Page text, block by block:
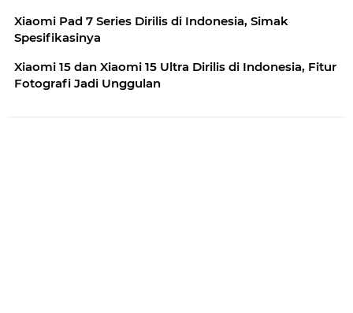
Xiaomi Pad 7 Series Dirilis di Indonesia, Simak
Spesifikasinya
Xiaomi 15 dan Xiaomi 15 Ultra Dirilis di Indonesia, Fitur
Fotografi Jadi Unggulan